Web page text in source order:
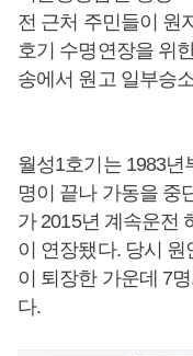
전 근처 주민들이 원
호기 수명연장을 위
송에서 원고 일부승
월성1호기는 1983년
명이 끝나 가동을 중
가 2015년 계속운전
이 연장됐다. 당시
이 퇴장한 가운데 7
다.